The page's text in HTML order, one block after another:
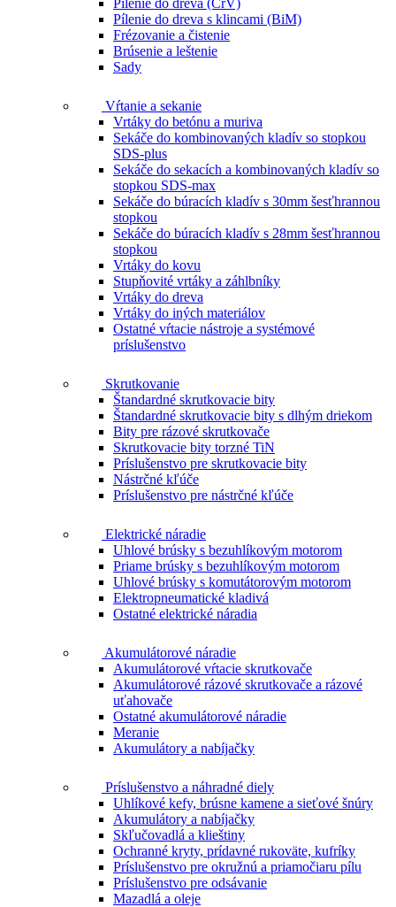
Pílenie do dreva s klincami (BiM)
Frézovanie a čistenie
Brúsenie a leštenie
Sady
Vŕtanie a sekanie
Vrtáky do betónu a muriva
Sekáče do kombinovaných kladív so stopkou
SDS-plus
Sekáče do sekacích a kombinovaných kladív so
stopkou SDS-max
Sekáče do búracích kladív s 30mm šesťhrannou
stopkou
Sekáče do búracích kladív s 28mm šesťhrannou
stopkou
Vrtáky do kovu
Stupňovité vrtáky a záhlbníky
Vrtáky do dreva
Vrtáky do iných materiálov
Ostatné vŕtacie nástroje a systémové
príslušenstvo
Skrutkovanie
Štandardné skrutkovacie bity
Štandardné skrutkovacie bity s dlhým driekom
Bity pre rázové skrutkovače
Skrutkovacie bity torzné TiN
Príslušenstvo pre skrutkovacie bity
Nástrčné kľúče
Príslušenstvo pre nástrčné kľúče
Elektrické náradie
Uhlové brúsky s bezuhlíkovým motorom
Priame brúsky s bezuhlíkovým motorom
Uhlové brúsky s komutátorovým motorom
Elektropneumatické kladivá
Ostatné elektrické náradia
Akumulátorové náradie
Akumulátorové vŕtacie skrutkovače
Akumulátorové rázové skrutkovače a rázové
uťahovače
Ostatné akumulátorové náradie
Meranie
Akumulátory a nabíjačky
Príslušenstvo a náhradné diely
Uhlíkové kefy, brúsne kamene a sieťové šnúry
Akumulátory a nabíjačky
Skľučovadlá a klieštiny
Ochranné kryty, prídavné rukoväte, kufríky
Príslušenstvo pre okružnú a priamočiaru pílu
Príslušenstvo pre odsávanie
Mazadlá a oleje